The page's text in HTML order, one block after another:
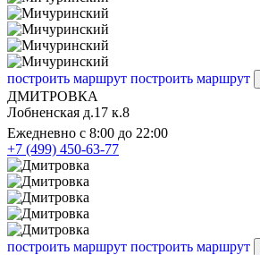
построить маршрут построить маршрут
ДМИТРОВКА
Лобненская д.17 к.8
Ежедневно с 8:00 до 22:00
+7 (499) 450-63-77
построить маршрут построить маршрут